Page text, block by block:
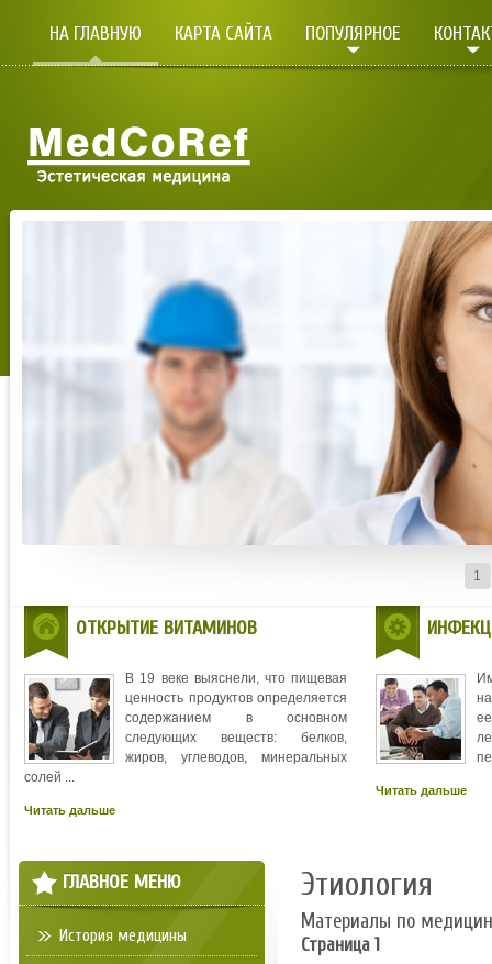
НА ГЛАВНУЮ КАРТА САЙТА ПОПУЛЯРНОЕ
1
ОТКРЫТИЕ ВИТАМИНОВ
В 19 веке выяснели, что пищевая
ценность продуктов определяется
содержанием в основном
следующих веществ: белков,
жиров, углеводов, минеральных
солей ...
Читать дальше
Читать дальше
Этиология
Материалы по
Страница 1
ГЛАВНОЕ МЕНЮ
История медицины